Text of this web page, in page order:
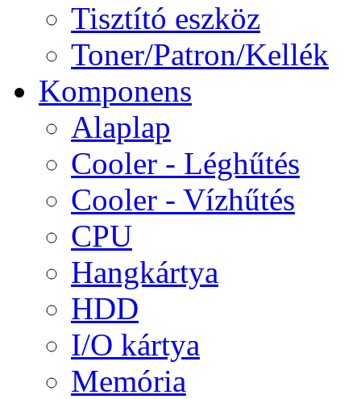
Tisztító eszköz
Toner/Patron/Kellék
Komponens
Alaplap
Cooler - Léghűtés
Cooler - Vízhűtés
CPU
Hangkártya
HDD
I/O kártya
Memória